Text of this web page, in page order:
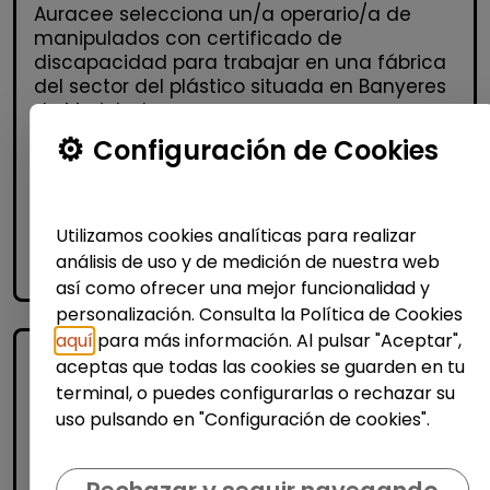
Auracee selecciona un/a operario/a de
manipulados con certificado de
discapacidad para trabajar en una fábrica
del sector del plástico situada en Banyeres
de Mariola. La persona s...
% de respuesta: 100,00%
Me interesa
accessibility_newPersonas con discapacidad
Configuración de Cookies
Utilizamos cookies analíticas para realizar
análisis de uso y de medición de nuestra web
así como ofrecer una mejor funcionalidad y
personalización. Consulta la Política de Cookies
aquí para más información. Al pulsar "Aceptar",
aceptas que todas las cookies se guarden en tu
terminal, o puedes configurarlas o rechazar su
uso pulsando en "Configuración de cookies".